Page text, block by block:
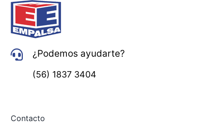
¿Podemos ayudarte?
(56) 1837 3404
Contacto